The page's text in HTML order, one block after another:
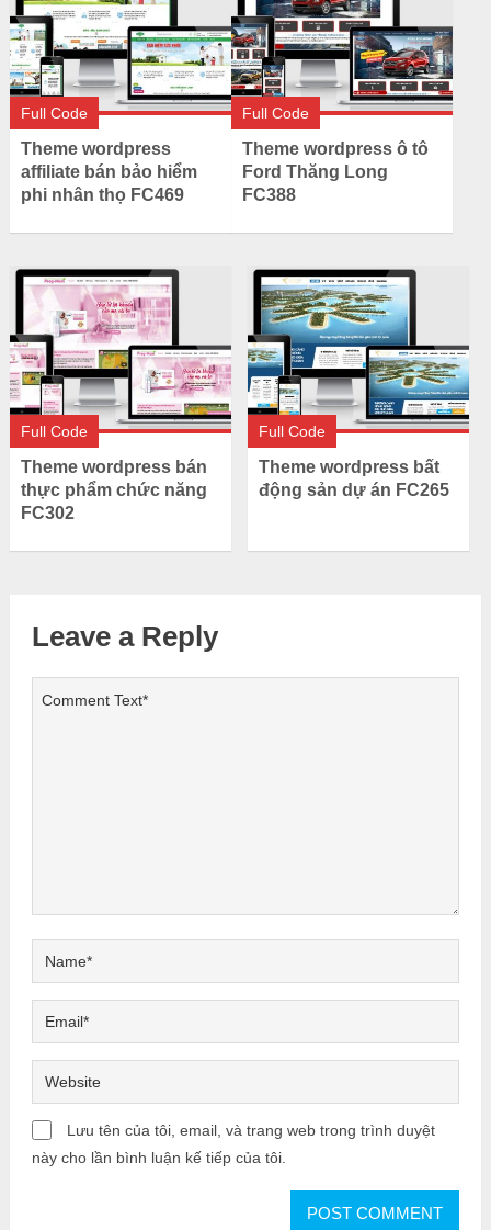
Full Code
Theme wordpress
affiliate bán bảo hiểm
phi nhân thọ FC469
Full Code
Theme wordpress ô tô
Ford Thăng Long
FC388
Full Code
Theme wordpress bán
thực phẩm chức năng
FC302
Full Code
Theme wordpress bất
động sản dự án FC265
Leave a Reply
Lưu tên của tôi, email, và trang web trong trình duyệt
này cho lần bình luận kế tiếp của tôi.